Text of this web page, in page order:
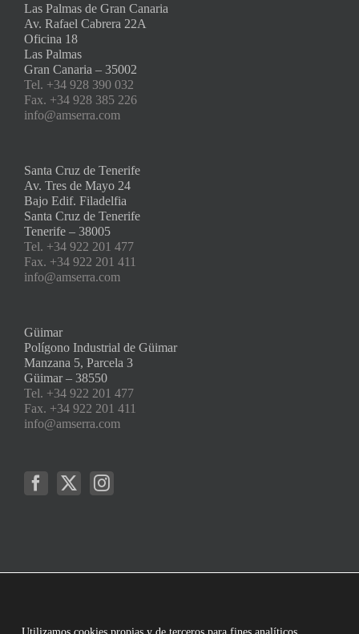
Las Palmas de Gran Canaria
Av. Rafael Cabrera 22A
Oficina 18
Las Palmas
Gran Canaria – 35002
Tel. +34 928 390 032
Fax. +34 928 385 226
info@amserra.com
Santa Cruz de Tenerife
Av. Tres de Mayo 24
Bajo Edif. Filadelfia
Santa Cruz de Tenerife
Tenerife – 38005
Tel. +34 922 201 477
Fax. +34 922 201 411
info@amserra.com
Güimar
Polígono Industrial de Güimar
Manzana 5, Parcela 3
Güimar – 38550
Tel. +34 922 201 477
Fax. +34 922 201 411
info@amserra.com